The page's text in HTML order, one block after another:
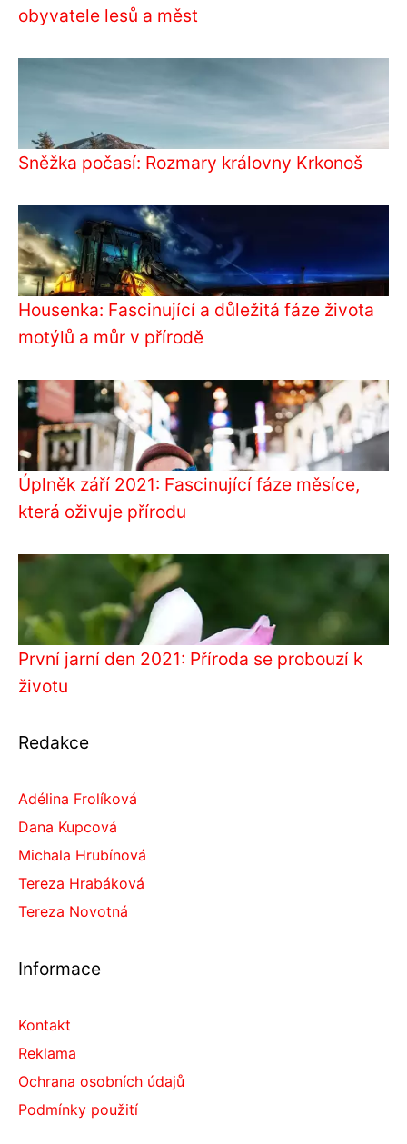
obyvatele lesů a měst
Sněžka počasí: Rozmary královny Krkonoš
Housenka: Fascinující a důležitá fáze života
motýlů a můr v přírodě
Úplněk září 2021: Fascinující fáze měsíce,
která oživuje přírodu
První jarní den 2021: Příroda se probouzí k
životu
Redakce
Adélina Frolíková
Dana Kupcová
Michala Hrubínová
Tereza Hrabáková
Tereza Novotná
Informace
Kontakt
Reklama
Ochrana osobních údajů
Podmínky použití